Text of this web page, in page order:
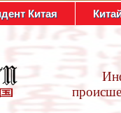
Китая